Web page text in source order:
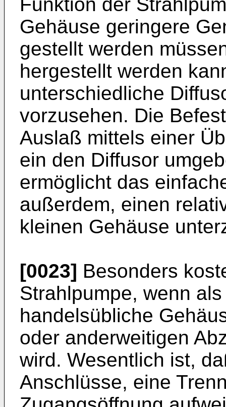
Gehäuse geringere
gestellt werden
hergestellt werden
unterschiedliche
vorzusehen. Die
Auslaß mittels einer
ein den Diffusor
ermöglicht das
außerdem, einen
kleinen Gehäuse
[0023] Besonders
Strahlpumpe, wenn
handelsübliche
oder anderweitigen
wird. Wesentlich ist,
Anschlüsse, eine